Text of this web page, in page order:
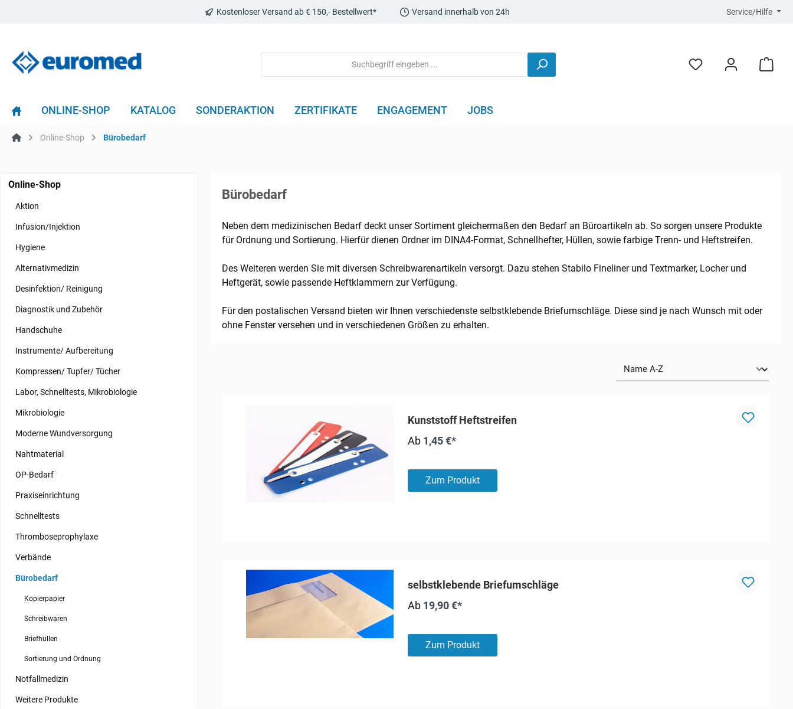
Kostenloser Versand ab € 150,- Bestellwert* Versand innerhalb von 24h Service/Hilfe
ONLINE-SHOP KATALOG SONDERAKTION ZERTIFIKATE ENGAGEMENT JOBS
Online-Shop Bürobedarf
Online-Shop
Aktion
Infusion/Injektion
Hygiene
Alternativmedizin
Desinfektion/ Reinigung
Diagnostik und Zubehör
Handschuhe
Instrumente/ Aufbereitung
Kompressen/ Tupfer/ Tücher
Labor, Schnelltests, Mikrobiologie
Mikrobiologie
Moderne Wundversorgung
Nahtmaterial
OP-Bedarf
Praxiseinrichtung
Schnelltests
Thromboseprophylaxe
Verbände
Bürobedarf
Kopierpapier
Schreibwaren
Briefhüllen
Sortierung und Ordnung
Notfallmedizin
Weitere Produkte
Bürobedarf
Neben dem medizinischen Bedarf deckt unser Sortiment gleichermaßen den Bedarf an Büroartikeln ab. So sorgen unsere Produkte
für Ordnung und Sortierung. Hierfür dienen Ordner im DINA4-Format, Schnellhefter, Hüllen, sowie farbige Trenn- und Heftstreifen.
Des Weiteren werden Sie mit diversen Schreibwarenartikeln versorgt. Dazu stehen Stabilo Fineliner und Textmarker, Locher und
Heftgerät, sowie passende Heftklammern zur Verfügung.
Für den postalischen Versand bieten wir Ihnen verschiedenste selbstklebende Briefumschläge. Diese sind je nach Wunsch mit oder
ohne Fenster versehen und in verschiedenen Größen zu erhalten.
Kunststoff Heftstreifen
Ab 1,45 €*
Zum Produkt
selbstklebende Briefumschläge
Ab 19,90 €*
Zum Produkt